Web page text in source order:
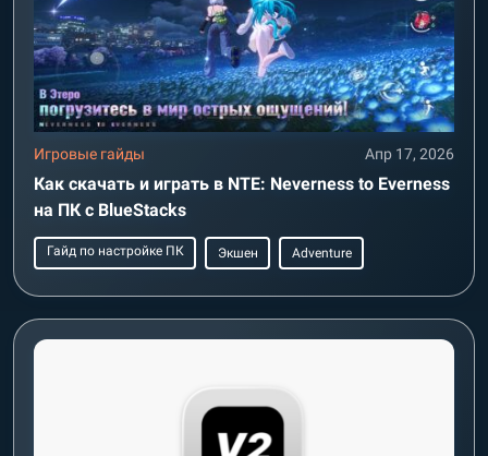
Игровые гайды Апр 17, 2026
Как скачать и играть в NTE: Neverness to Everness
на ПК с BlueStacks
Гайд по настройке ПК Экшен Adventure